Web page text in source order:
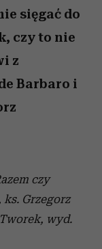
sięgać do
czy to nie
z
Barbaro i
czy
ks. Grzegorz
wyd.